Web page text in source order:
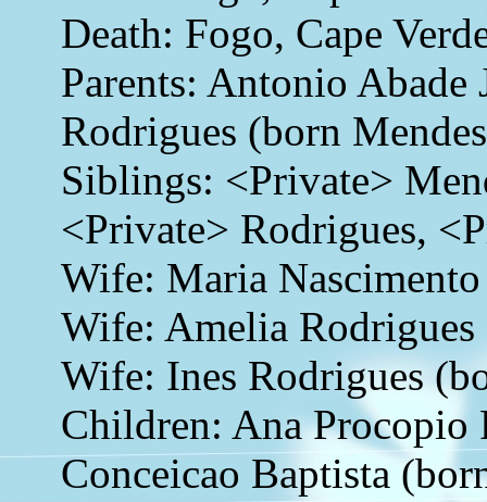
Death: Fogo, Cape
Parents: Antonio
Rodrigues (born
Siblings: <Private>
<Private> Rodrigues,
Wife: Maria
Wife: Amelia Rodrigues
Wife: Ines Rodrigues
Children: Ana Procopio
Conceicao Baptista